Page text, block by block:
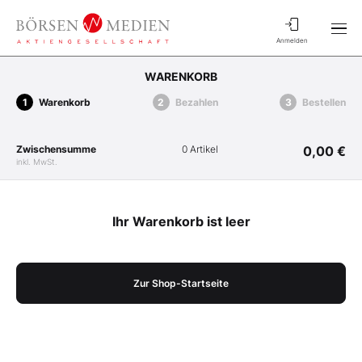
Anmelden
WARENKORB
Warenkorb Bezahlen Bestellen
Zwischensumme
inkl. MwSt.
0 Artikel 0,00 €
Ihr Warenkorb ist leer
Zur Shop-Startseite